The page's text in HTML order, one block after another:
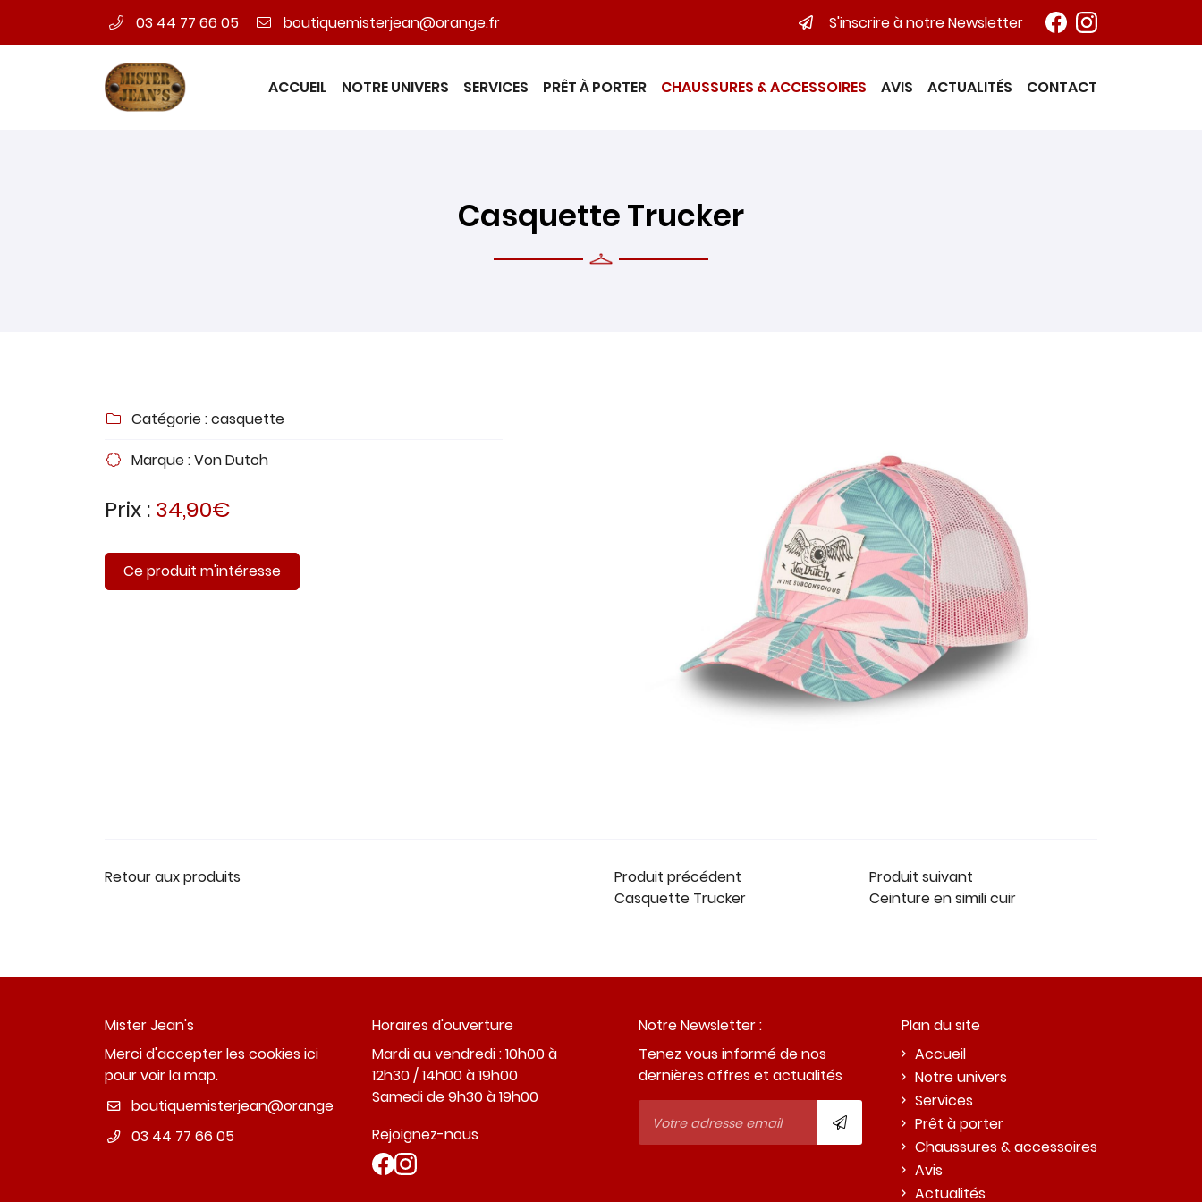
03 44 77 66 05 S'inscrire à notre Newsletter
ACCUEIL NOTRE UNIVERS SERVICES PRÊT À PORTER CHAUSSURES & ACCESSOIRES AVIS ACTUALITÉS CONTACT
16 RUE ANTOINE LAVOISIER
60600 Fitz-James
03 44 77 66 05
Recopier le code ci-contre
commerciales à l'adresse email indiqué ci-dessus. Vous pouvez vous
désinscrire à tout moment en utilisant
Inscription
Casquette Trucker
 Catégorie :casquette
 Marque :Von Dutch
Prix : 34,90€
Ce produit m'intéresse
Retour aux produits
Produit précédent
Casquette Trucker
Produit suivant
Ceinture en simili cuir
Mister Jean's
Merci d'accepter les cookiesici
pour voir la map.
03 44 77 66 05
Horaires d'ouverture
Mardi au vendredi : 10h00 à
12h30 / 14h00 à 19h00
Samedi de 9h30 à 19h00
Rejoignez-nous
Notre Newsletter :
Tenez vous informé de nos
dernières offres et actualités
Plan du site
Accueil
Notre univers
Services
Prêt à porter
Chaussures & accessoires
Avis
Actualités